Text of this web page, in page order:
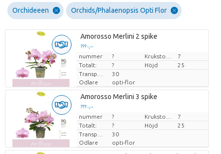
Orchideeen Orchids/Phalaenopsis Opti Flor
Amorosso Merlini 2 spike
??? -,--
Pris per enhet
nummer ?
7
Totalt:
? Höjd
25
30
Odlare
opti-flor
Amorosso Merlini 3 spike
??? -,--
Pris per enhet
nummer ?
7
Totalt:
? Höjd
25
30
Odlare
opti-flor